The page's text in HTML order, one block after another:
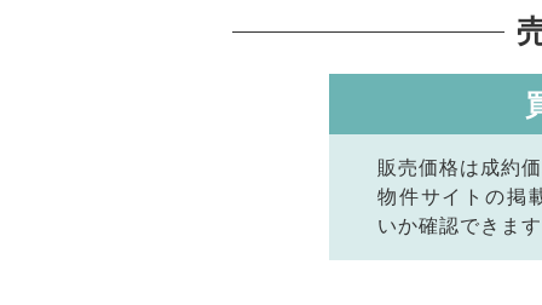
販売価格は成約
物件サイトの掲
いか確認できま